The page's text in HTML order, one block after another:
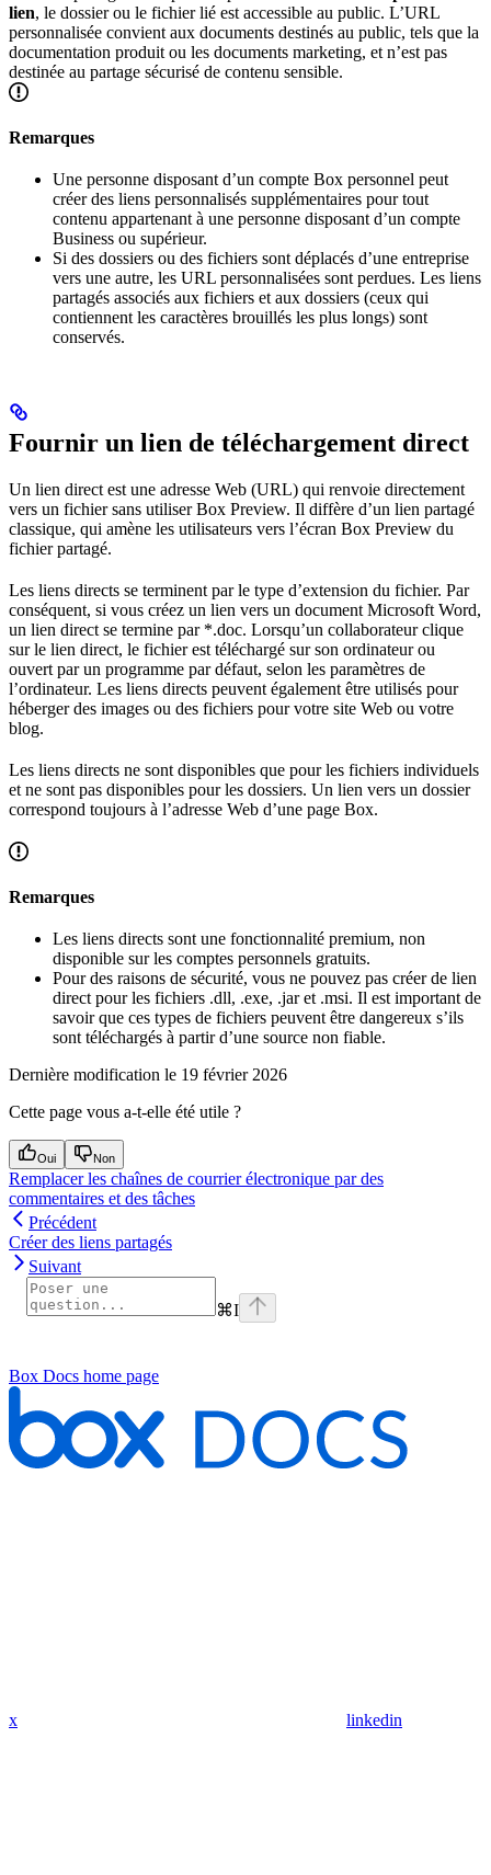
lien, le dossier ou le fichier lié est accessible au public. L’URL
personnalisée convient aux documents destinés au public, tels que la
documentation produit ou les documents marketing, et n’est pas
destinée au partage sécurisé de contenu sensible.
Remarques
Une personne disposant d’un compte Box personnel peut
créer des liens personnalisés supplémentaires pour tout
contenu appartenant à une personne disposant d’un compte
Business ou supérieur.
Si des dossiers ou des fichiers sont déplacés d’une entreprise
vers une autre, les URL personnalisées sont perdues. Les liens
partagés associés aux fichiers et aux dossiers (ceux qui
contiennent les caractères brouillés les plus longs) sont
conservés.
Fournir un lien de téléchargement direct
Un lien direct est une adresse Web (URL) qui renvoie directement
vers un fichier sans utiliser Box Preview. Il diffère d’un lien partagé
classique, qui amène les utilisateurs vers l’écran Box Preview du
fichier partagé.
Les liens directs se terminent par le type d’extension du fichier. Par
conséquent, si vous créez un lien vers un document Microsoft Word,
un lien direct se termine par *.doc. Lorsqu’un collaborateur clique
sur le lien direct, le fichier est téléchargé sur son ordinateur ou
ouvert par un programme par défaut, selon les paramètres de
l’ordinateur. Les liens directs peuvent également être utilisés pour
héberger des images ou des fichiers pour votre site Web ou votre
blog.
Les liens directs ne sont disponibles que pour les fichiers individuels
et ne sont pas disponibles pour les dossiers. Un lien vers un dossier
correspond toujours à l’adresse Web d’une page Box.
Remarques
Les liens directs sont une fonctionnalité premium, non
disponible sur les comptes personnels gratuits.
Pour des raisons de sécurité, vous ne pouvez pas créer de lien
direct pour les fichiers .dll, .exe, .jar et .msi. Il est important de
savoir que ces types de fichiers peuvent être dangereux s’ils
sont téléchargés à partir d’une source non fiable.
Dernière modification le 19 février 2026
Cette page vous a-t-elle été utile ?
Oui Non
Remplacer les chaînes de courrier électronique par des
commentaires et des tâches
Précédent
Créer des liens partagés
Suivant
⌘I
Box Docs home page
x linkedin